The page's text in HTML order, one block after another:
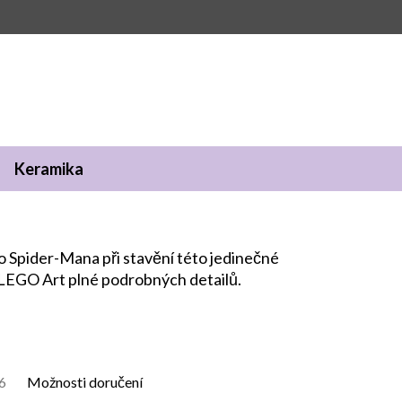
Keramika
Možnosti doručení
Spider-Mana při stavění této jedinečné
Art plné podrobných detailů.